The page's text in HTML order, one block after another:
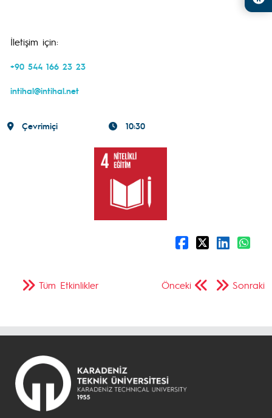
İletişim için:
+90 544 166 23 23
intihal@intihal.net
Çevrimiçi 10:30
Önceki Sonraki
Tüm Etkinlikler